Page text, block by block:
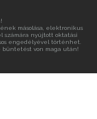
másolása, elektronikus
számára nyújtott oktatási
engedélyével történhet.
büntetést von maga után!